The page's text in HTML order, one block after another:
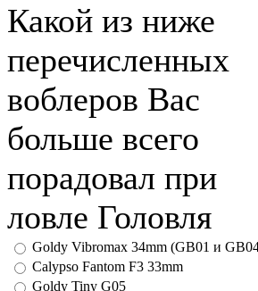
Какой из ниже
перечисленных
воблеров Вас
больше всего
порадовал при
ловле Головля
Goldy Vibromax 34mm (GB01 и
Calypso Fantom F3 33mm
Goldy Tiny G05